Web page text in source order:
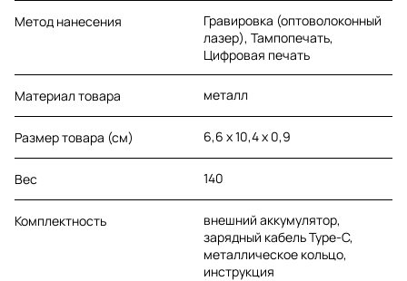
Метод нанесения
Гравировка (оптоволоконный
лазер), Тампопечать,
Цифровая печать
Материал товара металл
Размер товара (см) 6,6 х 10,4 х 0,9
Вес 140
Комплектность
внешний аккумулятор,
зарядный кабель Type-C,
металлическое кольцо,
инструкция